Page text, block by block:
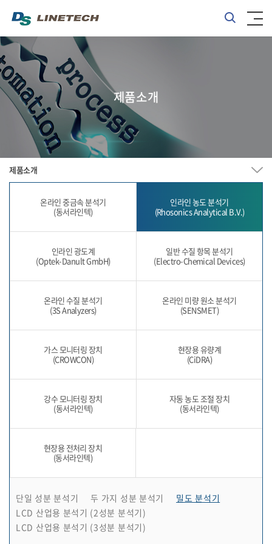
제품소개
제품소개
온라인 중금속 분석기
(동서라인텍)
인라인 농도 분석기
(Rhosonics Analytical B.V.)
인라인 광도계
(Optek-Danult GmbH)
일반 수질 항목 분석기
(Electro-Chemical Devices)
온라인 수질 분석기
(3S Analyzers)
온라인 미량 원소 분석기
(SENSMET)
가스 모니터링 장치
(CROWCON)
현장용 유량계
(CiDRA)
강수 모니터링 장치
(동서라인텍)
자동 농도 조절 장치
(동서라인텍)
현장용 전처리 장치
(동서라인텍)
단일 성분 분석기 두 가지 성분 분석기
밀도 분석기
LCD 산업용 분석기 (2성분 분석기)
LCD 산업용 분석기 (3성분 분석기)